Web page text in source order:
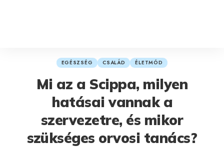
EGÉSZSÉG CSALÁD ÉLETMÓD
Mi az a Scippa, milyen
hatásai vannak a
szervezetre, és mikor
szükséges orvosi tanács?